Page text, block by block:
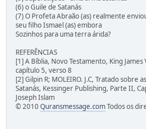
(6) o Guile de Satanás
(7) O Profeta Abraão (as) realmente
seu filho Ismael (as) embora
Sozinhos para uma terra árida?
REFERÊNCIAS
[1] A Bíblia, Novo Testamento, King
capítulo 5, verso 8
[2] Gilpin R; MOLEIRO. J.C, Tratado sobre
Satanás, Kessinger Publishing, Parte II,
Joseph Islam
© 2010 Quransmessage.comTodos os